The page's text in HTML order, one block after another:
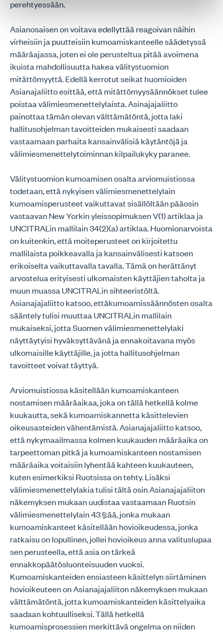
perehtyessään.
Asianosaisen on voitava edellyttää reagoivan näihin
virheisiin ja puutteisiin kumoamiskanteelle säädetyssä
määräajassa, joten ei ole perusteltua pitää avoimena
ikuista mahdollisuutta hakea välitystuomion
mitättömyyttä. Edellä kerrotut seikat huomioiden
Asianajaliitto esittää, että mitättömyysäännökset tulee
poistaa välimiesmenettelylaista. Asinajajaliitto
painottaa tämän olevan välttämätöntä, jotta laki
hallitusohjelman tavoitteiden mukaisesti saadaan
vastaamaan parhaita kansainvälisiä käytäntöjä ja
välimiesmenettelytoiminnan kilpailukyky paranee.
Välitystuomion kumoamisen osalta arviomuistiossa
todetaan, että nykyisen välimiesmenettelylain
kumoamisperusteet vaikuttavat sisällöltään pääosin
vastaavan New Yorkin yleissopimuksen V(1) artiklaa ja
UNCITRALin mallilain 34(2)(a) artiklaa. Huomionarvoista
on kuitenkin, että moiteperusteet on kirjoitettu
mallilaista poikkeavalla ja kansainvälisesti katsoen
erikoiselta vaikuttavalla tavalla. Tämä on herättänyt
arvostelua erityisesti ulkomaisten käyttäjien taholta ja
muun muassa UNCITRALin sihteeristöltä.
Asianajajaliitto katsoo, ettäkumoamissäännösten osalta
sääntely tulisi muuttaa UNCITRALin mallilain
mukaiseksi, jotta Suomen välimiesmenettelylaki
näyttäytyisi hyväksyttävänä ja ennakoitavana myös
ulkomaisille käyttäjille, ja jotta hallitusohjelman
tavoitteet voivat täyttyä.
Arviomuistiossa käsitellään kumoamiskanteen
nostamisen määräaikaa, joka on tällä hetkellä kolme
kuukautta, sekä kumoamiskannetta käsittelevien
oikeusasteiden vähentämistä. Asianajajaliitto katsoo,
että nykymaailmassa kolmen kuukauden määräaika on
tarpeettoman pitkä ja kumoamiskanteen nostamisen
määräaika voitaisiin lyhentää kahteen kuukauteen,
kuten esimerkiksi Ruotsissa on tehty. Lisäksi
välimiesmenettelylakia tulisi tältä osin Asianajajaliiton
näkemyksen mukaan uudistaa vastaamaan Ruotsin
välimiesmenettelylain 43 §:ää, jonka mukaan
kumoamiskanteet käsitellään hovioikeudessa, jonka
ratkaisu on lopullinen, jollei hovioikeus anna valituslupaa
sen perusteella, että asia on tärkeä
ennakkopäätösluonteisuuden vuoksi.
Kumoamiskanteiden ensiasteen käsittelyn siirtäminen
hovioikeuteen on Asianajajaliiton näkemyksen mukaan
välttämätöntä, jotta kumoamiskanteiden käsittelyaika
saadaan kohtuulliseksi. Tällä hetkellä
kumoamisprosessien merkittävä ongelma on niiden